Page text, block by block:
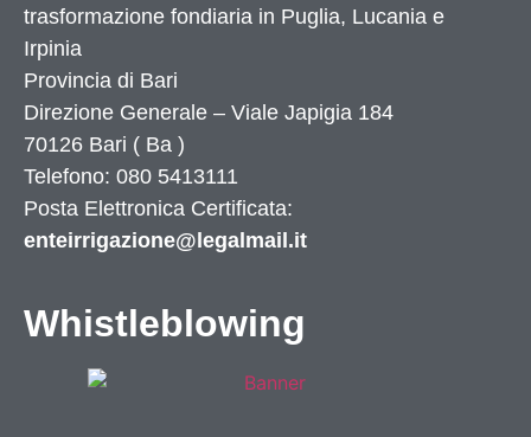
trasformazione fondiaria in Puglia, Lucania e
Irpinia
Provincia di Bari
Direzione Generale – Viale Japigia 184
70126 Bari ( Ba )
Telefono: 080 5413111
Posta Elettronica Certificata:
enteirrigazione@legalmail.it
Whistleblowing